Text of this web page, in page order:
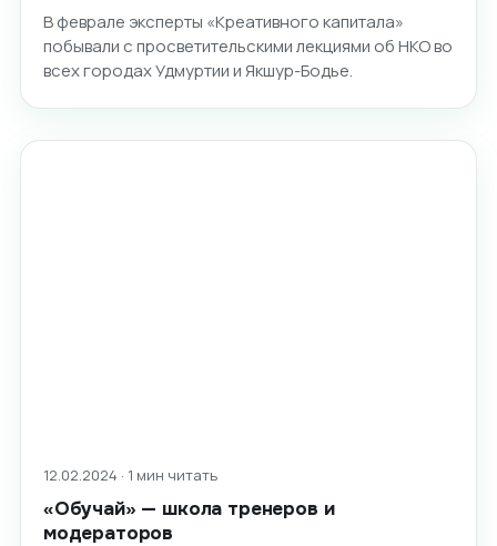
В феврале эксперты «Креативного капитала»
побывали с просветительскими лекциями об НКО во
всех городах Удмуртии и Якшур-Бодье.
12.02.2024 · 1 мин читать
«Обучай» — школа тренеров и
модераторов